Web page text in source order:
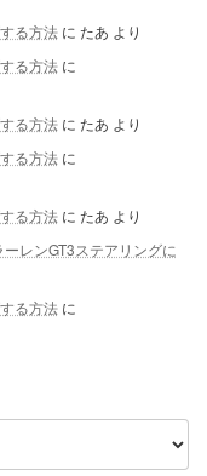
る方法に たあ より
る方法に
る方法に たあ より
る方法に
る方法に たあ より
レンGT3ステアリングに
る方法に